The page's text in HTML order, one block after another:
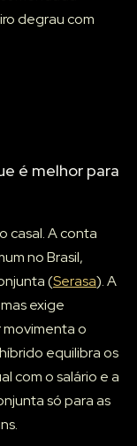
degrau com
é melhor para
casal. A conta
no Brasil,
(Serasa). A
exige
o
equilibra os
com o salário e a
só para as